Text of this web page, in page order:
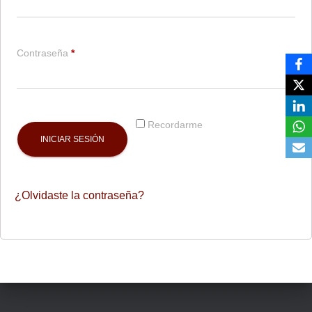
Contraseña *Requerido
Recordarme
INICIAR SESIÓN
¿Olvidaste la contraseña?